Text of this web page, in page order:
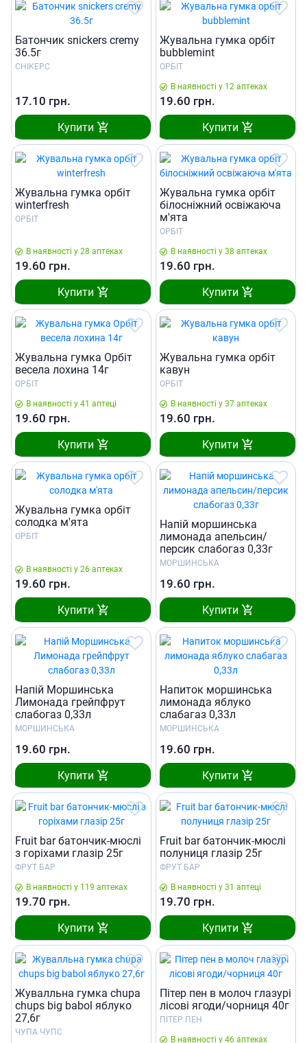
Батончик snickers cremy
36.5г
СНІКЕРС
17.10 грн.
Купити
Жувальна гумка орбіт
bubblemint
ОРБІТ
В наявності у 12 аптеках
19.60 грн.
Купити
Жувальна гумка орбіт
winterfresh
ОРБІТ
В наявності у 28 аптеках
19.60 грн.
Купити
Жувальна гумка орбіт
білосніжний освіжаюча
м'ята
ОРБІТ
В наявності у 38 аптеках
19.60 грн.
Купити
Жувальна гумка Орбіт
весела лохина 14г
ОРБІТ
В наявності у 41 аптеці
19.60 грн.
Купити
Жувальна гумка орбіт
кавун
ОРБІТ
В наявності у 37 аптеках
19.60 грн.
Купити
Жувальна гумка орбіт
солодка м'ята
ОРБІТ
В наявності у 26 аптеках
19.60 грн.
Купити
Напій моршинська
лимонада апельсин/
персик слабогаз 0,33г
МОРШИНСЬКА
19.60 грн.
Купити
Напій Моршинська
Лимонада грейпфрут
слабогаз 0,33л
МОРШИНСЬКА
19.60 грн.
Купити
Напиток моршинська
лимонада яблуко
слабагаз 0,33л
МОРШИНСЬКА
19.60 грн.
Купити
Fruit bar батончик-мюслі
з горіхами глазір 25г
ФРУТ БАР
В наявності у 119 аптеках
19.70 грн.
Купити
Fruit bar батончик-мюслі
полуниця глазір 25г
ФРУТ БАР
В наявності у 31 аптеці
19.70 грн.
Купити
Жувалльна гумка сhupa
chups big babol яблуко
27,6г
ЧУПА ЧУПС
Пiтер пен в молоч глазурi
лiсовi ягоди/чорниця 40г
ПІТЕР ПЕН
В наявності у 46 аптеках